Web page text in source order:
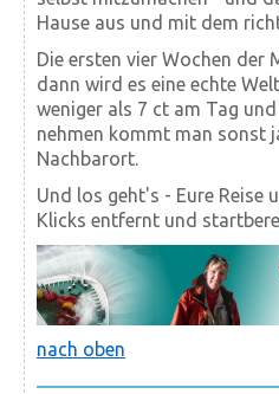
Hause aus und mit dem
Die ersten vier Wochen der
dann wird es eine echte
weniger als 7 ct am Tag
nehmen kommt man sonst
Nachbarort.
Und los geht's - Eure Reise
Klicks entfernt und
nach oben